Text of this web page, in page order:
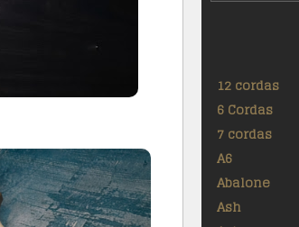
12 cordas
6 Cordas
7 cordas
A6
Abalone
Ash